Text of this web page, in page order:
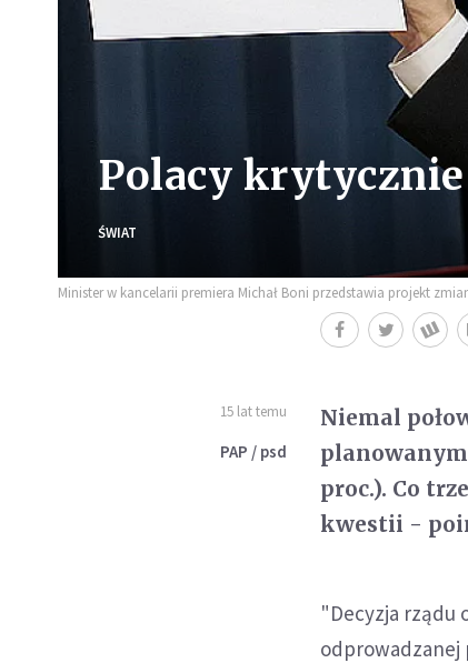
Polacy
ŚWIAT
Minister w kancelarii premiera Michał Boni przedstawia projekt
15 lat temu
PAP / psd
Niemal
planowanym
proc.). Co
kwestii -
"Decyzja rządu
odprowadzanej